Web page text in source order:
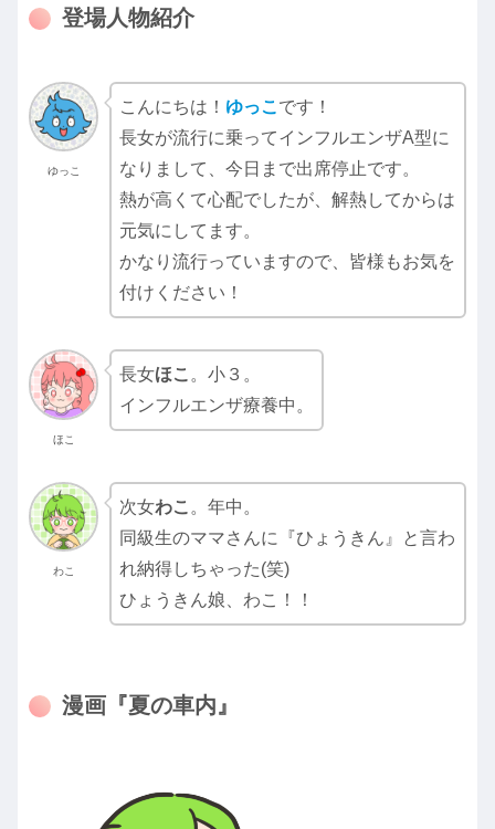
登場人物紹介
ゆっこ
こんにちは！ ゆっこ です！
長女が流行に乗ってインフルエンザA型に
なりまして、今日まで出席停止です。
熱が高くて心配でしたが、解熱してからは
元気にしてます。
かなり流行っていますので、皆様もお気を
付けください！
ほこ
長女ほこ 。小３。
インフルエンザ療養中。
わこ
次女わこ 。年中。
同級生のママさんに『ひょうきん』と言わ
れ納得しちゃった(笑)
ひょうきん娘、わこ！！
漫画『夏の車内』